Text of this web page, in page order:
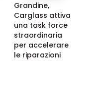
Grandine,
Carglass attiva
una task force
straordinaria
per accelerare
le riparazioni